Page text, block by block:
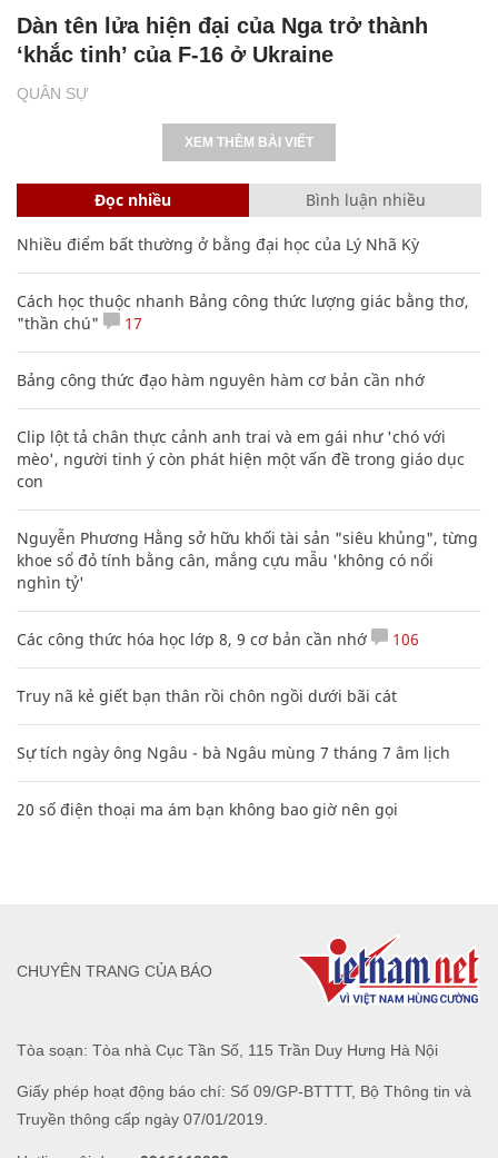
QUÂN SỰ
Dàn tên lửa hiện đại của Nga trở thành
‘khắc tinh’ của F-16 ở Ukraine
XEM THÊM BÀI VIẾT
Đọc nhiều Bình luận nhiều
Nhiều điểm bất thường ở bằng đại học của Lý Nhã Kỳ
Cách học thuộc nhanh Bảng công thức lượng giác bằng thơ,
"thần chú"
17
Bảng công thức đạo hàm nguyên hàm cơ bản cần nhớ
Clip lột tả chân thực cảnh anh trai và em gái như 'chó với
mèo', người tinh ý còn phát hiện một vấn đề trong giáo dục
con
Nguyễn Phương Hằng sở hữu khối tài sản "siêu khủng", từng
khoe sổ đỏ tính bằng cân, mắng cựu mẫu 'không có nổi
nghìn tỷ'
Các công thức hóa học lớp 8, 9 cơ bản cần nhớ 106
Truy nã kẻ giết bạn thân rồi chôn ngồi dưới bãi cát
Sự tích ngày ông Ngâu - bà Ngâu mùng 7 tháng 7 âm lịch
20 số điện thoại ma ám bạn không bao giờ nên gọi
Tòa soạn: Tòa nhà Cục Tần Số, 115 Trần Duy Hưng Hà Nội
Giấy phép hoạt động báo chí: Số 09/GP-BTTTT, Bộ Thông tin và
Truyền thông cấp ngày 07/01/2019.
CHUYÊN TRANG CỦA BÁO